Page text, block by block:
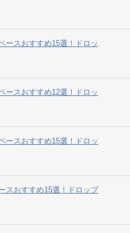
ースおすすめ15選！ドロッ
ースおすすめ12選！ドロッ
ースおすすめ15選！ドロッ
スおすすめ15選！ドロップ